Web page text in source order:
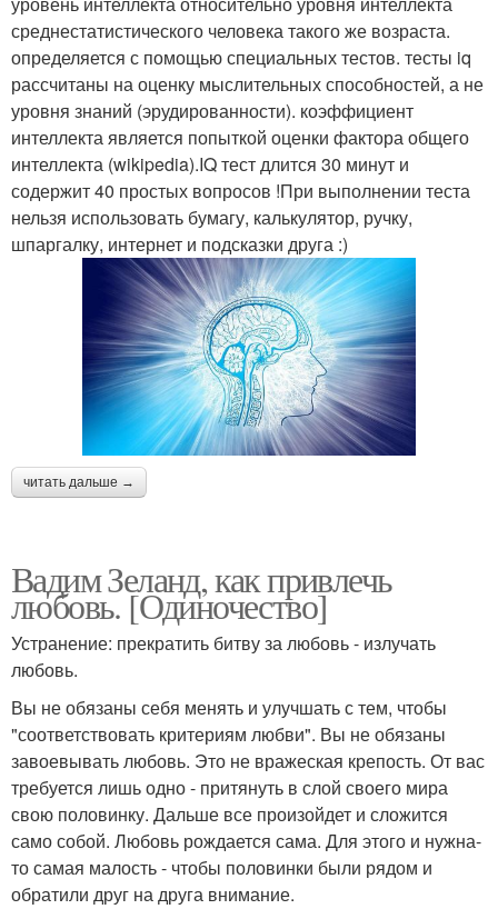
среднестатистического человека такого же возраста.
определяется с помощью специальных тестов. тесты iq
рассчитаны на оценку мыслительных способностей, а не
уровня знаний (эрудированности). коэффициент
интеллекта является попыткой оценки фактора общего
интеллекта (wikipedia).IQ тест длится 30 минут и
содержит 40 простых вопросов !При выполнении теста
нельзя использовать бумагу, калькулятор, ручку,
шпаргалку, интернет и подсказки друга :)
читать дальше →
Вадим Зеланд, как привлечь
любовь. [Одиночество]
Устранение: прекратить битву за любовь - излучать
любовь.
Вы не обязаны себя менять и улучшать с тем, чтобы
"соответствовать критериям любви". Вы не обязаны
завоевывать любовь. Это не вражеская крепость. От вас
требуется лишь одно - притянуть в слой своего мира
свою половинку. Дальше все произойдет и сложится
само собой. Любовь рождается сама. Для этого и нужна-
то самая малость - чтобы половинки были рядом и
обратили друг на друга внимание.